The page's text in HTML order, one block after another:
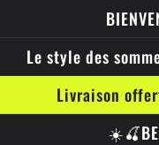
Le style des
Livraison